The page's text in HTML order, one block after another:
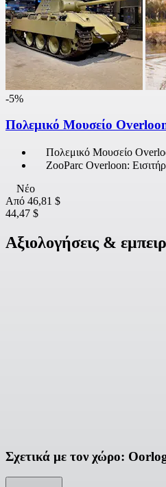
-5%
Πολεμικό Μουσείο
Πολεμικό Μουσείο
ZooParc Overloon:
Νέο
Από 46,81 $
44,47 $
Αξιολογήσεις &
Σχετικά με τον χώρο: